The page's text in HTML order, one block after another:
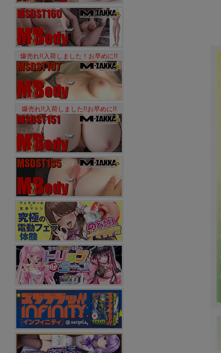
爆売れ!!入荷しました！お早めに!!
爆売れ!!入荷しました!!お早めに!!